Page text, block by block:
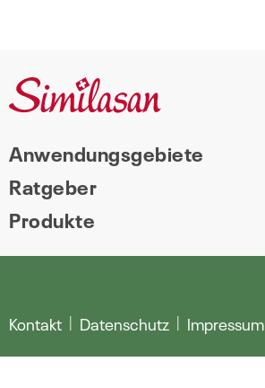
Anwendungsgebiete
Ratgeber
Produkte
Kontakt Datenschutz Impressum